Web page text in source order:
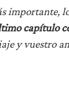
capítulo
y vuestro